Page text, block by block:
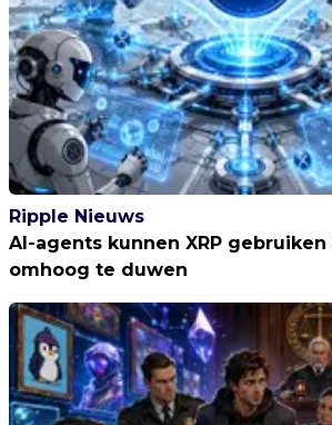
Ripple Nieuws
AI-agents kunnen XRP
omhoog te duwen